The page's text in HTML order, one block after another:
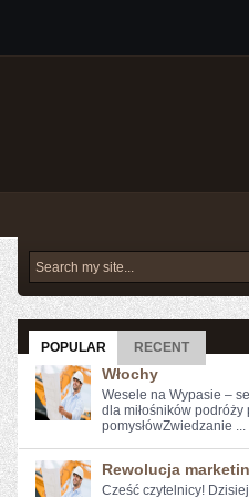
POPULAR RECENT
Włochy
Wesele na Wypasie –
dla miłośników podróży
pomysłówZwiedzanie ...
Rewolucja
Cześć czytelnicy!​